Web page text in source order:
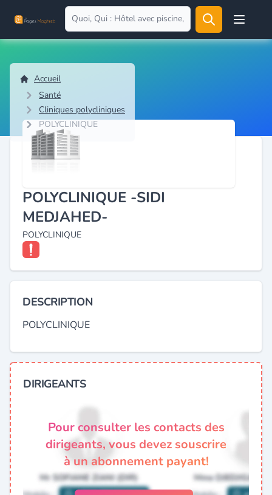
Open
Accueil
Santé
Cliniques polycliniques
POLYCLINIQUE
POLYCLINIQUE -SIDI
MEDJAHED-
POLYCLINIQUE
DESCRIPTION
POLYCLINIQUE
DIRIGEANTS
Pour consulter les contacts des
dirigeants, vous devez souscrire
à un abonnement payant!